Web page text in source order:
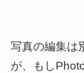
写真の編集は
が、もし